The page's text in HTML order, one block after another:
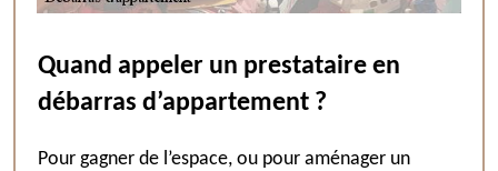
Quand appeler un prestataire en
débarras d’appartement ?
Pour gagner de l’espace, ou pour aménager un